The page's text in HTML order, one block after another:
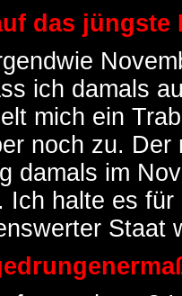
das
ich damals
mich ein
noch zu.
damals im
Ich halte es
Staat